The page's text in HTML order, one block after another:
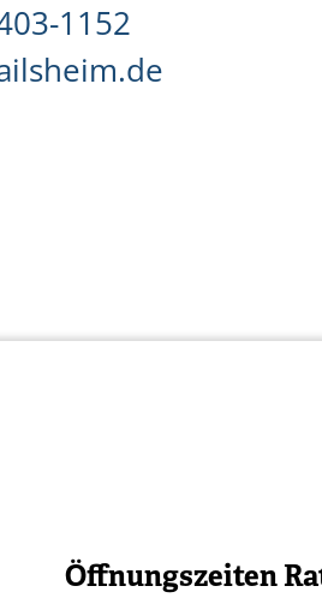
1152
Öffnungszeiten